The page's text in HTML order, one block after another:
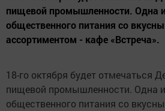
пищевой промышленности. Одна
общественного питания со
ассортиментом - кафе «Встреча».
18-го октября будет отмечаться
пищевой промышленности. Одна
общественного питания со